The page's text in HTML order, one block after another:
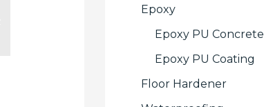
Epoxy
Epoxy PU Concrete
Epoxy PU Coating
Floor Hardener